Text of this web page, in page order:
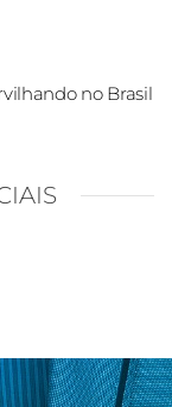
no Brasil